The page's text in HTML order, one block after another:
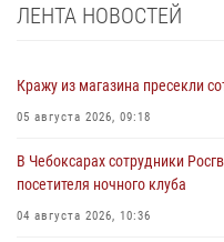
ЛЕНТА НОВОСТЕЙ
Кражу из магазина пресекли
05 августа 2026, 09:18
В Чебоксарах сотрудники
посетителя ночного клуба
04 августа 2026, 10:36